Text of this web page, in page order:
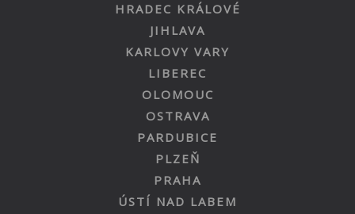
HRADEC KRÁLOVÉ
JIHLAVA
KARLOVY VARY
LIBEREC
OLOMOUC
OSTRAVA
PARDUBICE
PLZEŇ
PRAHA
ÚSTÍ NAD LABEM